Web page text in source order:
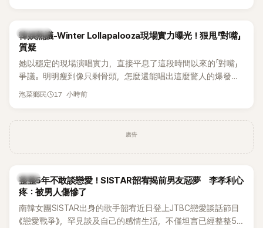
細身材下的超狂背肌與肩膀線條，反差感十足，讓不少網友看
傻直呼：「原來她身材這麼猛！」
熱議討論
韓娛熱議-Winter Lollapalooza現場實力曝光！狠甩「對嘴」
質疑
她以穩定的現場演唱實力，直接平息了這段時間以來的「對嘴」
爭議。明明瘦到像只剩骨頭，怎麼還能唱出這麼驚人的爆發力
和音量？
泡菜鄉民 17 小時前
廣告
韓星
整整5年不敢談戀愛！SISTAR韶宥揭前男友惡夢 李孝利心
疼：被男人傷慘了
南韓女團SISTAR出身的歌手韶宥近日登上JTBC戀愛談話節目
《戀愛戰爭》，罕見談及自己的感情生活，不僅坦言已經整整5